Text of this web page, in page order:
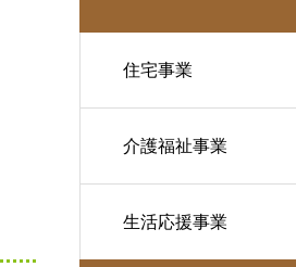
住宅事業
介護福祉事業
生活応援事業